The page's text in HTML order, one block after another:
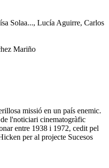
Solaa..., Lucía Aguirre, Carlos
Mariño
missió en un país enemic.
l'noticiari cinematogràfic
entre 1938 i 1972, cedit pel
per al projecte Sucesos